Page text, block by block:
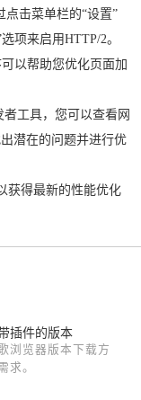
点击菜单栏的“设置”
项来启用HTTP/2。
以帮助您优化页面加
工具，您可以查看网
潜在的问题并进行优
获得最新的性能优化
插件的版本
浏览器版本下载方
求。